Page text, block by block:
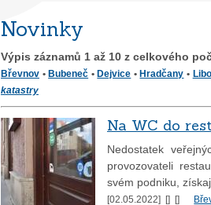
Novinky
Výpis záznamů 1 až 10 z celkového
Břevnov •Bubeneč •Dejvice •Hradčany •
katastry
Na WC do
Nedostatek
provozovateli
svém podniku,
[02.05.2022] [] []